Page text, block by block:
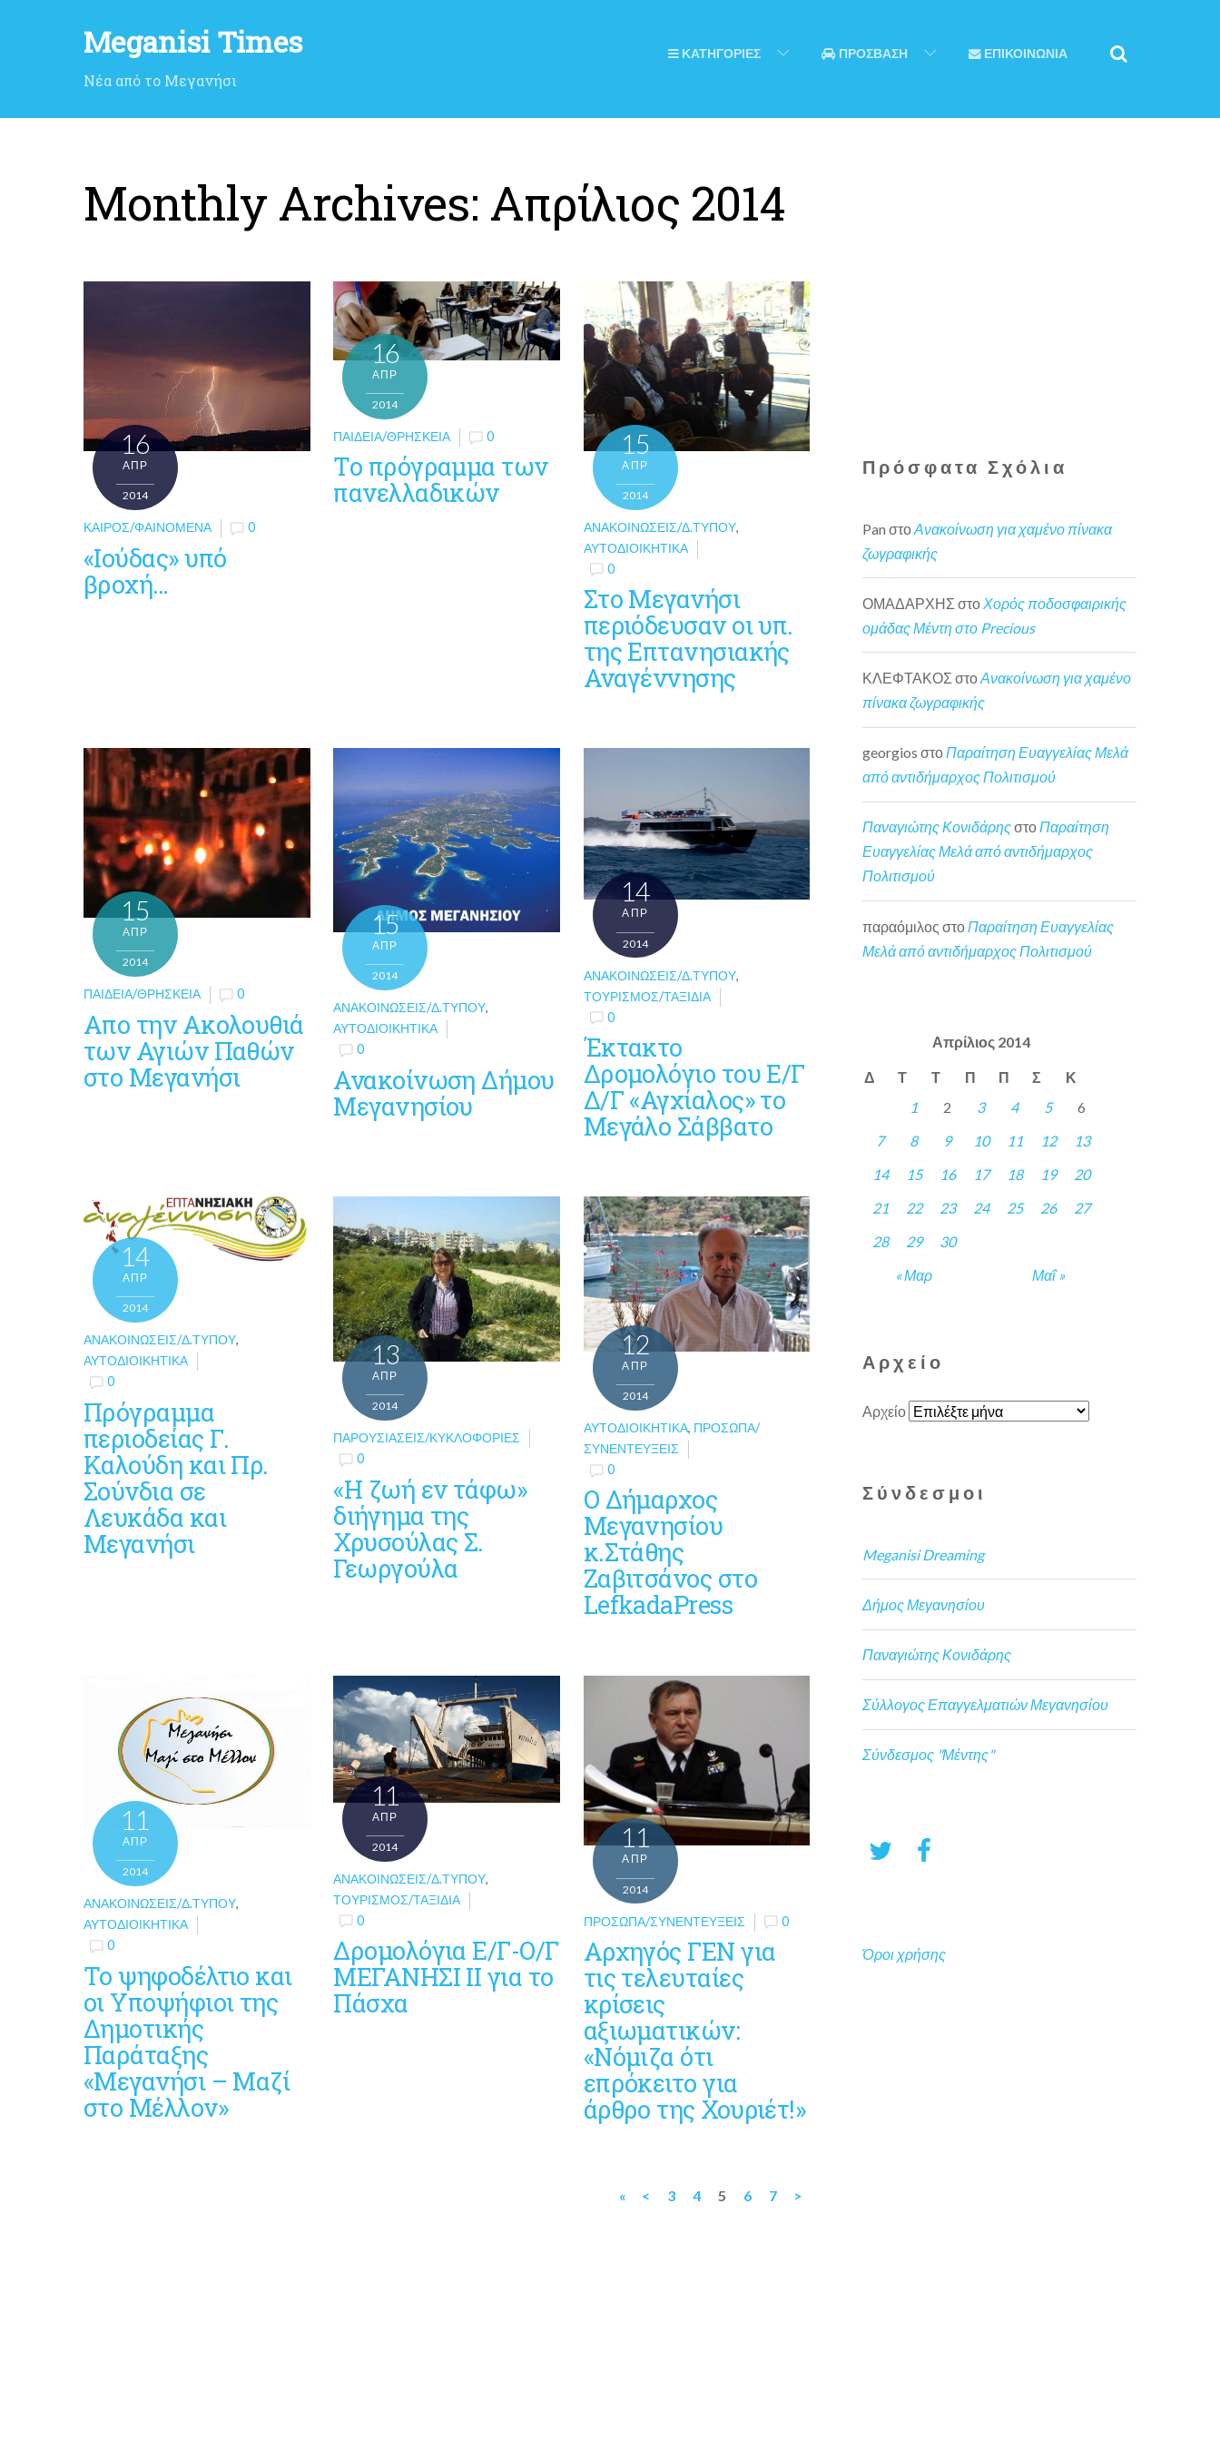
Meganisi Times
Νέα από το Μεγανήσι
ΚΑΤΗΓΟΡΙΕΣ ΠΡΟΣΒΑΣΗ ΕΠΙΚΟΙΝΩΝΙΑ
Monthly Archives: Απρίλιος 2014
16
ΑΠΡ
2014
ΚΑΙΡΌΣ/ΦΑΙΝΌΜΕΝΑ 0
«Ιούδας» υπό
βροχή…
16
ΑΠΡ
2014
ΠΑΙΔΕΊΑ/ΘΡΗΣΚΕΊΑ 0
Το πρόγραμμα των
πανελλαδικών
15
ΑΠΡ
2014
ΑΝΑΚΟΙΝΏΣΕΙΣ/Δ.ΤΎΠΟΥ,
ΑΥΤΟΔΙΟΙΚΗΤΙΚΆ
0
Στο Μεγανήσι
περιόδευσαν οι υπ.
της Επτανησιακής
Αναγέννησης
15
ΑΠΡ
2014
ΠΑΙΔΕΊΑ/ΘΡΗΣΚΕΊΑ 0
Απο την Ακολουθιά
των Αγιών Παθών
στο Μεγανήσι
15
ΑΠΡ
2014
ΑΝΑΚΟΙΝΏΣΕΙΣ/Δ.ΤΎΠΟΥ,
ΑΥΤΟΔΙΟΙΚΗΤΙΚΆ
0
Ανακοίνωση Δήμου
Μεγανησίου
14
ΑΠΡ
2014
ΑΝΑΚΟΙΝΏΣΕΙΣ/Δ.ΤΎΠΟΥ,
ΤΟΥΡΙΣΜΌΣ/ΤΑΞΊΔΙΑ
0
Έκτακτο
Δρομολόγιο του Ε/Γ
Δ/Γ «Αγχίαλος» το
Μεγάλο Σάββατο
14
ΑΠΡ
2014
ΑΝΑΚΟΙΝΏΣΕΙΣ/Δ.ΤΎΠΟΥ,
ΑΥΤΟΔΙΟΙΚΗΤΙΚΆ
0
Πρόγραμμα
περιοδείας Γ.
Καλούδη και Πρ.
Σούνδια σε
Λευκάδα και
Μεγανήσι
13
ΑΠΡ
2014
ΠΑΡΟΥΣΙΆΣΕΙΣ/ΚΥΚΛΟΦΟΡΊΕΣ
0
«Η ζωή εν τάφω»
διήγημα της
Χρυσούλας Σ.
Γεωργούλα
12
ΑΠΡ
2014
ΑΥΤΟΔΙΟΙΚΗΤΙΚΆ, ΠΡΌΣΩΠΑ/
ΣΥΝΕΝΤΕΎΞΕΙΣ
0
O Δήμαρχος
Μεγανησίου
κ.Στάθης
Ζαβιτσάνος στο
LefkadaPress
11
ΑΠΡ
2014
ΑΝΑΚΟΙΝΏΣΕΙΣ/Δ.ΤΎΠΟΥ,
ΑΥΤΟΔΙΟΙΚΗΤΙΚΆ
0
Το ψηφοδέλτιο και
οι Υποψήφιοι της
Δημοτικής
Παράταξης
«Μεγανήσι – Μαζί
στο Μέλλον»
11
ΑΠΡ
2014
ΑΝΑΚΟΙΝΏΣΕΙΣ/Δ.ΤΎΠΟΥ,
ΤΟΥΡΙΣΜΌΣ/ΤΑΞΊΔΙΑ
0
Δρομολόγια Ε/Γ-Ο/Γ
ΜΕΓΑΝΗΣΙ ΙΙ για το
Πάσχα
11
ΑΠΡ
2014
ΠΡΌΣΩΠΑ/ΣΥΝΕΝΤΕΎΞΕΙΣ 0
Αρχηγός ΓΕΝ για
τις τελευταίες
κρίσεις
αξιωματικών:
«Νόμιζα ότι
επρόκειτο για
άρθρο της Χουριέτ!»
« < 3 4 5 6 7 >
Πρόσφατα Σχόλια
Pan στοΑνακοίνωση για χαμένο πίνακα
ζωγραφικής
ΟΜΑΔΑΡΧΗΣ στο Χορός ποδοσφαιρικής
ομάδας Μέντη στο Precious
ΚΛΕΦΤΑΚΟΣ στοΑνακοίνωση για χαμένο
πίνακα ζωγραφικής
georgios στοΠαραίτηση Ευαγγελίας Μελά
από αντιδήμαρχος Πολιτισμού
Παναγιώτης ΚονιδάρηςστοΠαραίτηση
Ευαγγελίας Μελά από αντιδήμαρχος
Πολιτισμού
παραόμιλος στο Παραίτηση Ευαγγελίας
Μελά από αντιδήμαρχος Πολιτισμού
Απρίλιος 2014
Δ Τ Τ Π Π Σ Κ
« Μαρ Μαΐ »
1 2 3 4 5
6
7
8 9 10 11 12
13
14
15 16 17 18 19
20
21
22 23 24 25 26
27
28
29 30
Αρχείο
Αρχείο
Σύνδεσμοι
Meganisi Dreaming
Δήμος Μεγανησίου
Παναγιώτης Κονιδάρης
Σύλλογος Επαγγελματιών Μεγανησίου
Σύνδεσμος "Μέντης"
Όροι χρήσης